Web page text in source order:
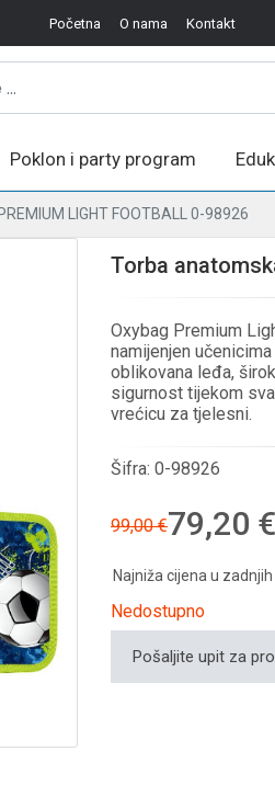
Početna O nama Kontakt
Poklon i party program
LIGHT FOOTBALL 0-98926
Torba
Oxybag Premium
namijenjen
oblikovana leđa,
sigurnost tijekom
vrećicu za tjelesni.
Šifra: 0-98926
99,00 €79,20 €
Najniža cijena u
Nedostupno
Pošaljite upit za